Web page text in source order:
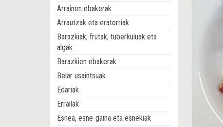
Arrainen ebakerak
Arrautzak eta eratorriak
Barazkiak, frutak, tuberkuluak eta
algak
Barazkien ebakerak
Belar usaintsuak
Edariak
Errailak
Esnea, esne-gaina eta esnekiak